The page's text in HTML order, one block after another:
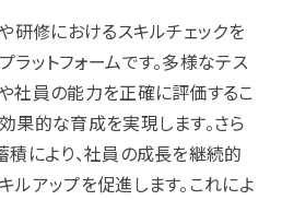
研修におけるスキルチェックを
ラットフォームです。多様なテス
社員の能力を正確に評価するこ
果的な育成を実現します。さら
積により、社員の成長を継続的
ルアップを促進します。これによ